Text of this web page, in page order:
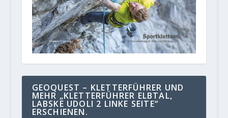
GEOQUEST – KLETTERFÜHRER UND
MEHR „KLETTERFÜHRER ELBTAL,
LABSKE UDOLI 2 LINKE SEITE“
ERSCHIENEN.